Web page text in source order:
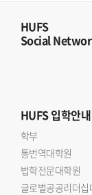
HUFS
Social
HUFS입학안내
학부
통번역대학원
법학전문대학원
글로벌공공리더십